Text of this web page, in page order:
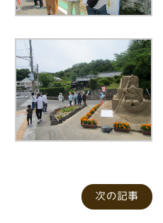
次の記事